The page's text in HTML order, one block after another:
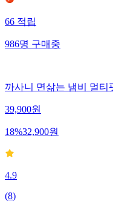
66적립
986명구매중
까사니 면삶는 냄비 멀티
39,900원
18%32,900원
4.9
(8)